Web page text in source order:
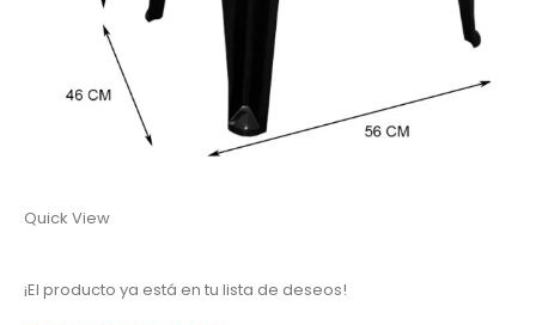
Quick View
¡El producto ya está en tu lista de deseos!